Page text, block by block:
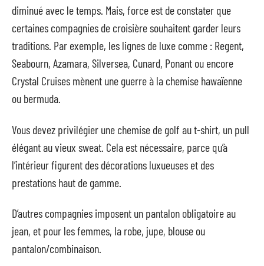
diminué avec le temps. Mais, force est de constater que
certaines compagnies de croisière souhaitent garder leurs
traditions. Par exemple, les lignes de luxe comme : Regent,
Seabourn, Azamara, Silversea, Cunard, Ponant ou encore
Crystal Cruises mènent une guerre à la chemise hawaïenne
ou bermuda.
Vous devez privilégier une chemise de golf au t-shirt, un pull
élégant au vieux sweat. Cela est nécessaire, parce qu’à
l’intérieur figurent des décorations luxueuses et des
prestations haut de gamme.
D’autres compagnies imposent un pantalon obligatoire au
jean, et pour les femmes, la robe, jupe, blouse ou
pantalon/combinaison.